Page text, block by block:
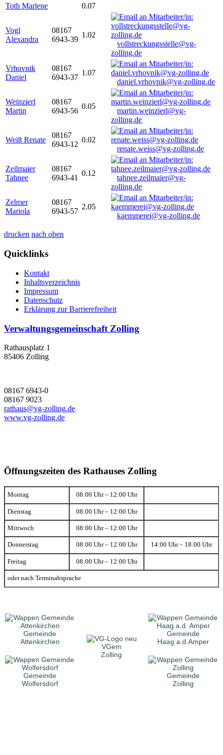
Toth Marlene
0.07
Vogl
Alexandra
08167
6943-39
1.02
vollstreckungsstelle@vg-
zolling.de
Vrhovnik
Daniel
08167
6943-37
1.07
daniel.vrhovnik@vg-zolling.de
Weinzierl
Martin
08167
6943-56
0.05
martin.weinzierl@vg-
zolling.de
Weiß Renate
08167
6943-12
0.02
renate.weiss@vg-zolling.de
Zeilmaier
Tahnee
08167
6943-41
0.12
tahnee.zeilmaier@vg-
zolling.de
Zelmer
Mariola
08167
6943-57
2.05
kaemmerei@vg-zolling.de
drucken nach oben
Quicklinks
Kontakt
Inhaltsverzeichnis
Impressum
Datenschutz
Erklärung zur Barrierefreiheit
Verwaltungsgemeinschaft Zolling
Rathausplatz 1
85406 Zolling
08167 6943-0
08167 9023
rathaus@vg-zolling.de
www.vg-zolling.de
Öffnungszeiten des Rathauses Zolling
Montag 08:00 Uhr – 12:00 Uhr
Dienstag 08:00 Uhr – 12:00 Uhr
Mittwoch 08:00 Uhr – 12:00 Uhr
Donnerstag 08:00 Uhr – 12:00 Uhr 14:00 Uhr – 18:00 Uhr
Freitag 08:00 Uhr – 12:00 Uhr
oder nach Terminabsprache
Gemeinde
Attenkirchen
VGem
Zolling
Gemeinde
Haag a.d.Amper
Gemeinde
Wolfersdorf
Gemeinde
Zolling